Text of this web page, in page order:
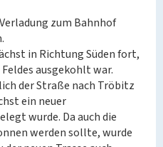
zum Bahnhof
in Richtung Süden fort,
ausgekohlt war.
der Straße nach Tröbitz
ein neuer
wurde. Da auch die
werden sollte, wurde